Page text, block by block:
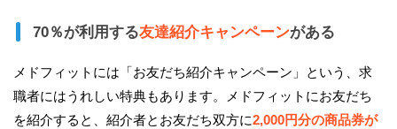
70％が利用する友達紹介キャンペーンがある
メドフィットには「お友だち紹介キャンペーン」という、求
職者にはうれしい特典もあります。メドフィットにお友だち
を紹介すると、紹介者とお友だち双方に2,000円分の商品券が